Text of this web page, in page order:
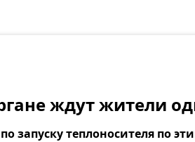
ждут жители
запуску теплоносителя по